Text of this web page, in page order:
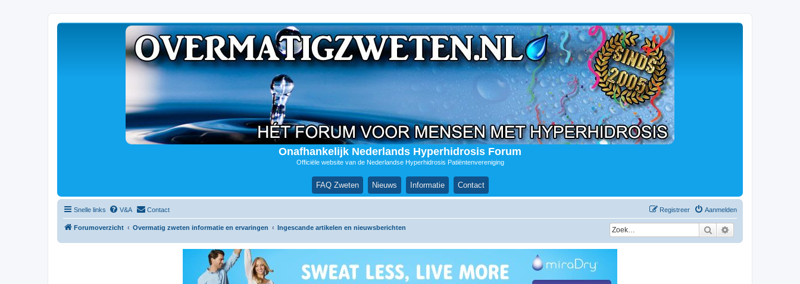
Onafhankelijk Nederlands Hyperhidrosis Forum
Officiële website van de Nederlandse Hyperhidrosis Patiëntenvereniging
FAQ Zweten Nieuws Informatie Contact
Snelle links V&A Contact Aanmelden
Registreer
Forumoverzicht Overmatig zweten informatie en ervaringen Ingescande artikelen en nieuwsberichten Zoek